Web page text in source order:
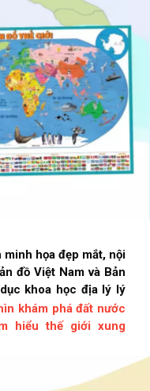
họa đẹp mắt, nội
đồ Việt Nam và Bản
khoa học địa lý lý
khám phá đất nước
hiểu thế giới xung